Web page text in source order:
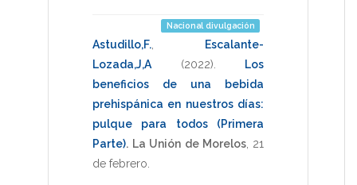
Nacional divulgación
Astudillo,F.
Escalante-
Lozada,J,A
(2022)
Los
beneficios de una bebida
prehispánica en nuestros días:
pulque para todos (Primera
Parte). La Unión de Morelos, 21
de febrero